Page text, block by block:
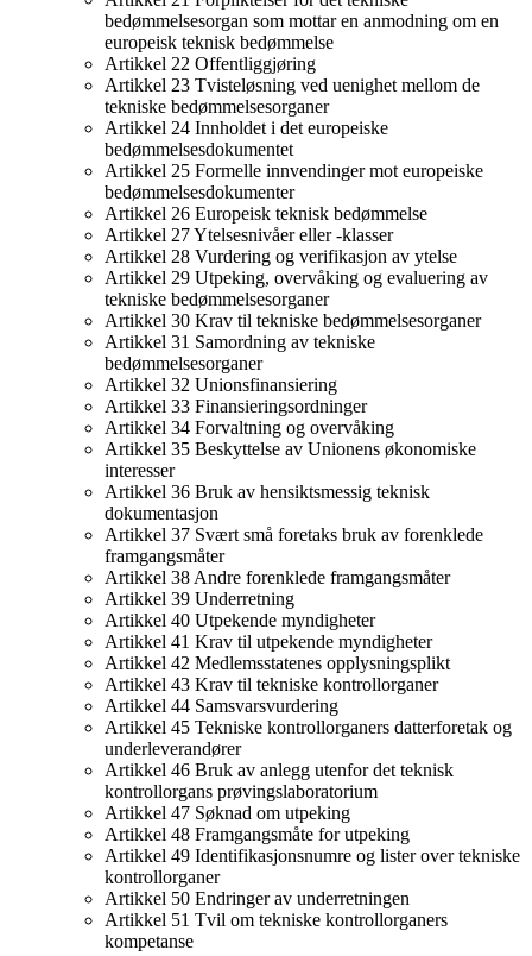
bedømmelsesorgan som mottar en anmodning om en
europeisk teknisk bedømmelse
Artikkel 22 Offentliggjøring
Artikkel 23 Tvisteløsning ved uenighet mellom de
tekniske bedømmelsesorganer
Artikkel 24 Innholdet i det europeiske
bedømmelsesdokumentet
Artikkel 25 Formelle innvendinger mot europeiske
bedømmelsesdokumenter
Artikkel 26 Europeisk teknisk bedømmelse
Artikkel 27 Ytelsesnivåer eller -klasser
Artikkel 28 Vurdering og verifikasjon av ytelse
Artikkel 29 Utpeking, overvåking og evaluering av
tekniske bedømmelsesorganer
Artikkel 30 Krav til tekniske bedømmelsesorganer
Artikkel 31 Samordning av tekniske
bedømmelsesorganer
Artikkel 32 Unionsfinansiering
Artikkel 33 Finansieringsordninger
Artikkel 34 Forvaltning og overvåking
Artikkel 35 Beskyttelse av Unionens økonomiske
interesser
Artikkel 36 Bruk av hensiktsmessig teknisk
dokumentasjon
Artikkel 37 Svært små foretaks bruk av forenklede
framgangsmåter
Artikkel 38 Andre forenklede framgangsmåter
Artikkel 39 Underretning
Artikkel 40 Utpekende myndigheter
Artikkel 41 Krav til utpekende myndigheter
Artikkel 42 Medlemsstatenes opplysningsplikt
Artikkel 43 Krav til tekniske kontrollorganer
Artikkel 44 Samsvarsvurdering
Artikkel 45 Tekniske kontrollorganers datterforetak og
underleverandører
Artikkel 46 Bruk av anlegg utenfor det teknisk
kontrollorgans prøvingslaboratorium
Artikkel 47 Søknad om utpeking
Artikkel 48 Framgangsmåte for utpeking
Artikkel 49 Identifikasjonsnumre og lister over tekniske
kontrollorganer
Artikkel 50 Endringer av underretningen
Artikkel 51 Tvil om tekniske kontrollorganers
kompetanse